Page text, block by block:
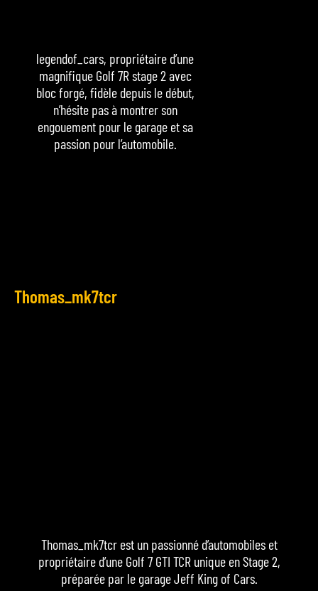
legendof_cars, propriétaire d’une
magnifique Golf 7R stage 2 avec
bloc forgé, fidèle depuis le début,
n’hésite pas à montrer son
engouement pour le garage et sa
passion pour l’automobile.
Thomas_mk7tcr
Thomas_mk7tcr est un passionné d’automobiles et
propriétaire d’une Golf 7 GTI TCR unique en Stage 2,
préparée par le garage Jeff King of Cars.